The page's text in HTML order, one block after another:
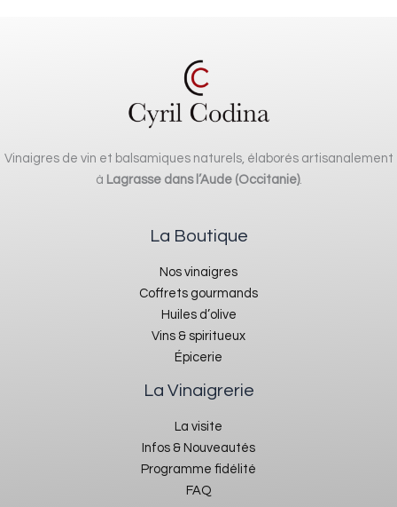
Vinaigres de vin et balsamiques naturels, élaborés artisanalement
à Lagrasse dans l’Aude (Occitanie).
La Boutique
Nos vinaigres
Coffrets gourmands
Huiles d’olive
Vins & spiritueux
Épicerie
La Vinaigrerie
La visite
Infos & Nouveautés
Programme fidélité
FAQ